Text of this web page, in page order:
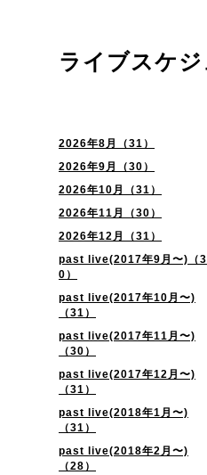
2026年8月（31）
2026年9月（30）
2026年10月（31）
2026年11月（30）
2026年12月（31）
past live(2017年9月〜)（3
0）
past live(2017年10月〜)
（31）
past live(2017年11月〜)
（30）
past live(2017年12月〜)
（31）
past live(2018年1月〜)
（31）
past live(2018年2月〜)
（28）
ライブスケ